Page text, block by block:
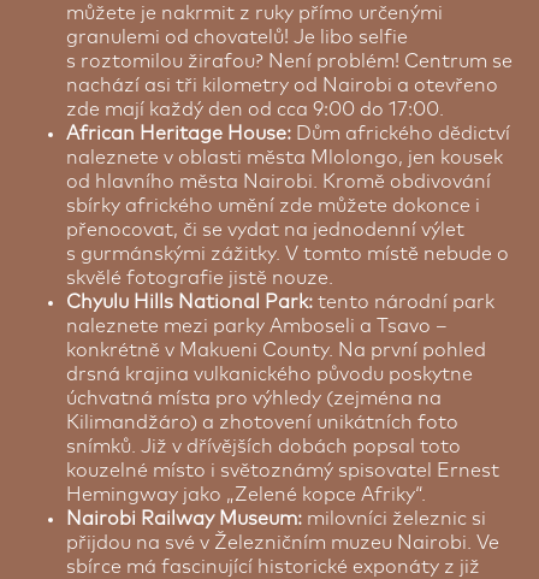
můžete je nakrmit z ruky přímo určenými
granulemi od chovatelů! Je libo selfie
s roztomilou žirafou? Není problém! Centrum se
nachází asi tři kilometry od Nairobi a otevřeno
zde mají každý den od cca 9:00 do 17:00.
African Heritage House: Dům afrického dědictví
naleznete v oblasti města Mlolongo, jen kousek
od hlavního města Nairobi. Kromě obdivování
sbírky afrického umění zde můžete dokonce i
přenocovat, či se vydat na jednodenní výlet
s gurmánskými zážitky. V tomto místě nebude o
skvělé fotografie jistě nouze.
Chyulu Hills National Park: tento národní park
naleznete mezi parky Amboseli a Tsavo –
konkrétně v Makueni County. Na první pohled
drsná krajina vulkanického původu poskytne
úchvatná místa pro výhledy (zejména na
Kilimandžáro) a zhotovení unikátních foto
snímků. Již v dřívějších dobách popsal toto
kouzelné místo i světoznámý spisovatel Ernest
Hemingway jako „Zelené kopce Afriky“.
Nairobi Railway Museum: milovníci železnic si
přijdou na své v Železničním muzeu Nairobi. Ve
sbírce má fascinující historické exponáty z již